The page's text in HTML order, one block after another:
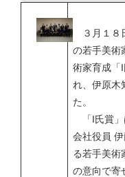
３月１８
の若手美術
術家育成「
れ、伊原木
た。
「I氏賞」
会社役員
る若手美術
の意向で寄